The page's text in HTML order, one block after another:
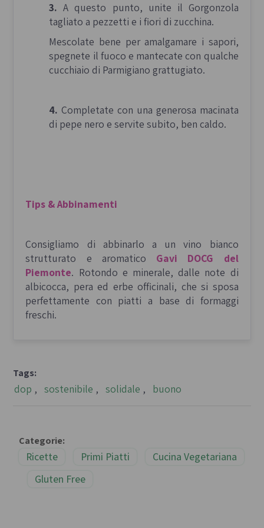
3.A questo punto, unite il Gorgonzola
tagliato a pezzetti e i fiori di zucchina.
Mescolate bene per amalgamare i sapori,
spegnete il fuoco e mantecate con qualche
cucchiaio di Parmigiano grattugiato.
4. Completate con una generosa macinata
di pepe nero e servite subito, ben caldo.
Tips & Abbinamenti
Consigliamo di abbinarlo a un vino bianco
strutturato e aromatico Gavi DOCG del
Piemonte. Rotondo e minerale, dalle note di
albicocca, pera ed erbe officinali, che si sposa
perfettamente con piatti a base di formaggi
freschi.
Tags:
dop , sostenibile , solidale , buono
Categorie:
Ricette Primi Piatti
Cucina Vegetariana
Gluten Free